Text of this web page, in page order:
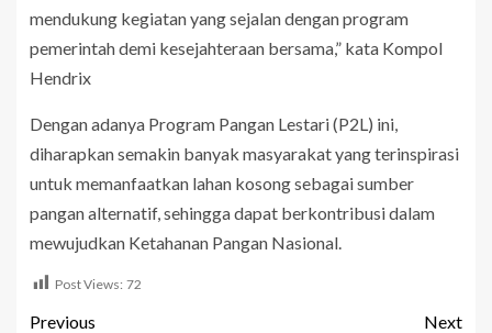
mendukung kegiatan yang sejalan dengan program
pemerintah demi kesejahteraan bersama,” kata Kompol
Hendrix
Dengan adanya Program Pangan Lestari (P2L) ini,
diharapkan semakin banyak masyarakat yang terinspirasi
untuk memanfaatkan lahan kosong sebagai sumber
pangan alternatif, sehingga dapat berkontribusi dalam
mewujudkan Ketahanan Pangan Nasional.
Post Views: 72
Previous
Next